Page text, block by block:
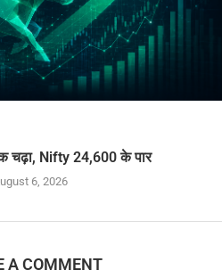
चढ़ा, Nifty 24,600 के पार
6, 2026
A COMMENT